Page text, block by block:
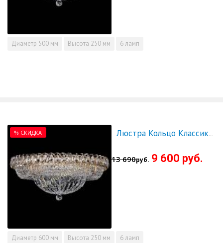
Диаметр 500 мм Высота 250 мм 6 ламп
% СКИДКА
13 690руб. 9 600 руб.
Диаметр 600 мм Высота 250 мм 6 ламп